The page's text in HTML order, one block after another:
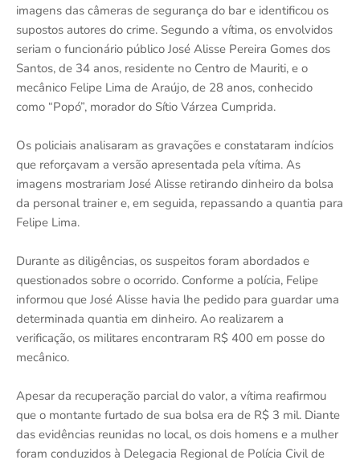
imagens das câmeras de segurança do bar e identificou os
supostos autores do crime. Segundo a vítima, os envolvidos
seriam o funcionário público José Alisse Pereira Gomes dos
Santos, de 34 anos, residente no Centro de Mauriti, e o
mecânico Felipe Lima de Araújo, de 28 anos, conhecido
como “Popó”, morador do Sítio Várzea Cumprida.
Os policiais analisaram as gravações e constataram indícios
que reforçavam a versão apresentada pela vítima. As
imagens mostrariam José Alisse retirando dinheiro da bolsa
da personal trainer e, em seguida, repassando a quantia para
Felipe Lima.
Durante as diligências, os suspeitos foram abordados e
questionados sobre o ocorrido. Conforme a polícia, Felipe
informou que José Alisse havia lhe pedido para guardar uma
determinada quantia em dinheiro. Ao realizarem a
verificação, os militares encontraram R$ 400 em posse do
mecânico.
Apesar da recuperação parcial do valor, a vítima reafirmou
que o montante furtado de sua bolsa era de R$ 3 mil. Diante
das evidências reunidas no local, os dois homens e a mulher
foram conduzidos à Delegacia Regional de Polícia Civil de